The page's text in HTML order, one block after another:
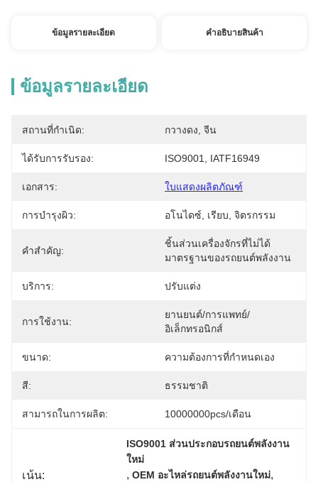
ข้อมูลรายละเอียด คําอธิบายสินค้า
ข้อมูลรายละเอียด
สถานที่กำเนิด: กวางดง, จีน
ได้รับการรับรอง: ISO9001, IATF16949
เอกสาร: ใบแสดงผลิตภัณฑ์
การบํารุงผิว: อโนไดซ์, เรียบ, จิตรกรรม
คำสำคัญ:
ชิ้นส่วนเครื่องจักรที่ไม่ได้
มาตรฐานของรถยนต์พลังงาน
บริการ: ปรับแต่ง
การใช้งาน:
ยานยนต์/การแพทย์/
อิเล็กทรอนิกส์
ขนาด: ความต้องการที่กำหนดเอง
สี: ธรรมชาติ
สามารถในการผลิต: 10000000pcs/เดือน
เน้น:
ISO9001 ส่วนประกอบรถยนต์พลังงาน
ใหม่
, OEM อะไหล่รถยนต์พลังงานใหม่,